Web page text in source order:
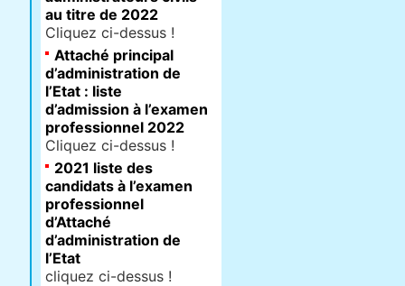
au titre de 2022
Cliquez ci-dessus !
Attaché principal
d’administration de
l’Etat : liste
d’admission à l’examen
professionnel 2022
Cliquez ci-dessus !
2021 liste des
candidats à l’examen
professionnel
d’Attaché
d’administration de
l’Etat
cliquez ci-dessus !